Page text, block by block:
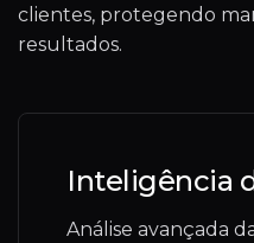
clientes, protegendo
resultados.
Inteligência
Análise avançada